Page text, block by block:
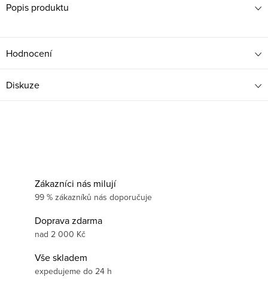
Popis produktu
Hodnocení
Diskuze
Zákazníci nás milují
99 % zákazníků nás doporučuje
Doprava zdarma
nad 2 000 Kč
Vše skladem
expedujeme do 24 h